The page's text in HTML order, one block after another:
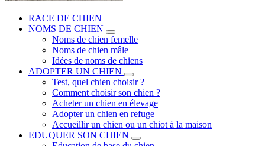
RACE DE CHIEN
NOMS DE CHIEN
Noms de chien femelle
Noms de chien mâle
Idées de noms de chiens
ADOPTER UN CHIEN
Test, quel chien choisir ?
Comment choisir son chien ?
Acheter un chien en élevage
Adopter un chien en refuge
Accueillir un chien ou un chiot à la maison
EDUQUER SON CHIEN